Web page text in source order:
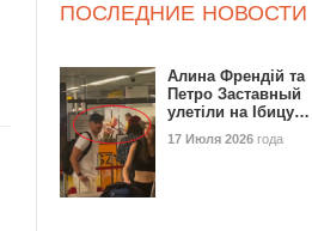
ПОСЛЕДНИЕ НОВОСТИ
Алина Френдій та
Петро Заставный
улетіли на Ібицу…
17 Июля 2026 года